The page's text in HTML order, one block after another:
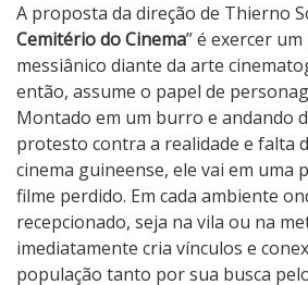
A proposta da direção de Thierno
Cemitério do Cinema” é exercer
messiânico diante da arte
então, assume o papel de
Montado em um burro e andando
protesto contra a realidade e falta
cinema guineense, ele vai em uma
filme perdido. Em cada ambiente
recepcionado, seja na vila ou na
imediatamente cria vínculos e
população tanto por sua busca